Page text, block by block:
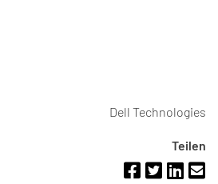
Dell Technologies
Teilen